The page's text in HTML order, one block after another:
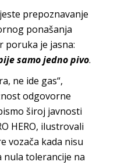
prepoznavanje
ponašanja
poruka je jasna:
samo jedno pivo.
ne ide gas“,
odgovorne
široj javnosti
HERO, ilustrovali
vozača kada nisu
nula tolerancije na